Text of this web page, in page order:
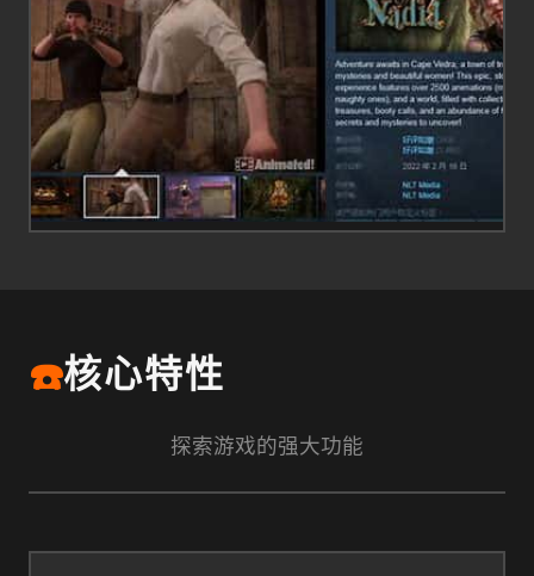
☎️核心特性
探索游戏的强大功能